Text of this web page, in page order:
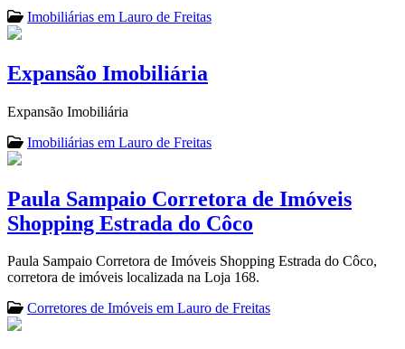
Imobiliárias em Lauro de Freitas
Expansão Imobiliária
Expansão Imobiliária
Imobiliárias em Lauro de Freitas
Paula Sampaio Corretora de Imóveis
Shopping Estrada do Côco
Paula Sampaio Corretora de Imóveis Shopping Estrada do Côco,
corretora de imóveis localizada na Loja 168.
Corretores de Imóveis em Lauro de Freitas